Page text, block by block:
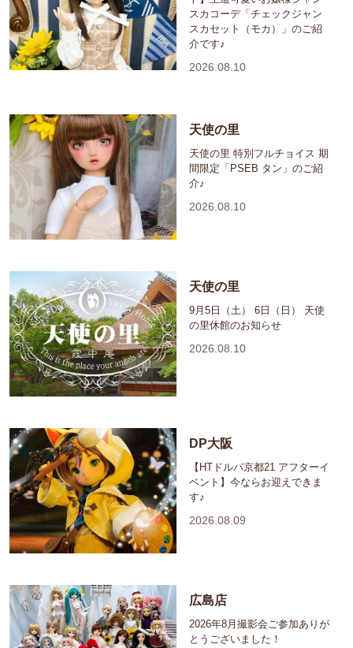
スカコーデ「チェックジャン
スカセット（モカ）」のご紹
介です♪
2026.08.10
天使の里
天使の里 特別フルチョイス 期
間限定「PSEB タン」のご紹
介♪
2026.08.10
天使の里
9月5日（土） 6日（日） 天使
の里休館のお知らせ
2026.08.10
DP大阪
【HTドルパ京都21 アフターイ
ベント】今ならお迎えできま
す♪
2026.08.09
広島店
2026年8月撮影会ご参加ありが
とうございました！